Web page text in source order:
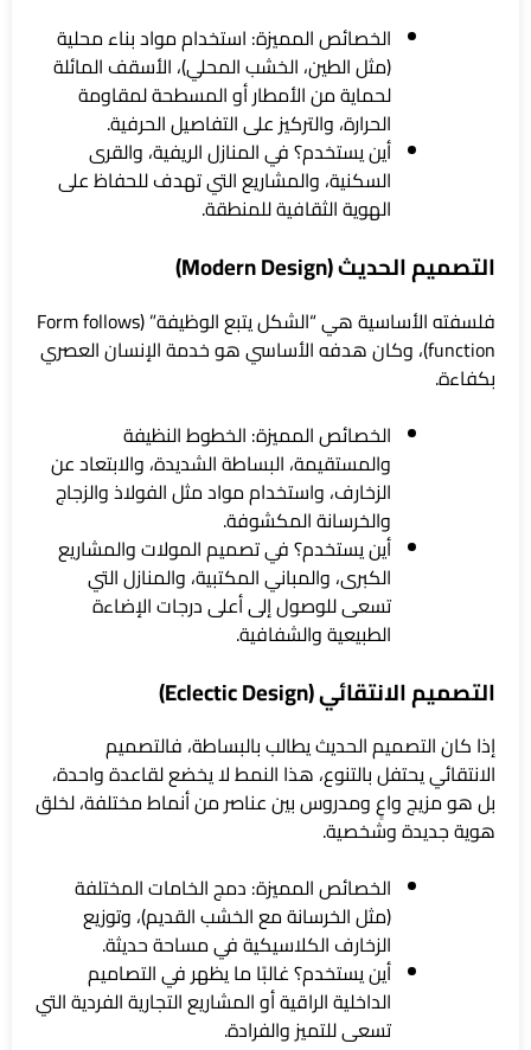
الخصائص المميزة: استخدام مواد بناء محلية
(مثل الطين، الخشب المحلي)، الأسقف المائلة
لحماية من الأمطار أو المسطحة لمقاومة
الحرارة، والتركيز على التفاصيل الحرفية.
أين يستخدم؟ في المنازل الريفية، والقرى
السكنية، والمشاريع التي تهدف للحفاظ على
الهوية الثقافية للمنطقة.
التصميم الحديث (Modern Design)
فلسفته الأساسية هي “الشكل يتبع الوظيفة” (Form follows
function)، وكان هدفه الأساسي هو خدمة الإنسان العصري
بكفاءة.
الخصائص المميزة: الخطوط النظيفة
والمستقيمة، البساطة الشديدة، والابتعاد عن
الزخارف، واستخدام مواد مثل الفولاذ والزجاج
والخرسانة المكشوفة.
أين يستخدم؟ في تصميم المولات والمشاريع
الكبرى، والمباني المكتبية، والمنازل التي
تسعى للوصول إلى أعلى درجات الإضاءة
الطبيعية والشفافية.
التصميم الانتقائي (Eclectic Design)
إذا كان التصميم الحديث يطالب بالبساطة، فالتصميم
الانتقائي يحتفل بالتنوع، هذا النمط لا يخضع لقاعدة واحدة،
بل هو مزيج واعٍ ومدروس بين عناصر من أنماط مختلفة، لخلق
هوية جديدة وشخصية.
الخصائص المميزة: دمج الخامات المختلفة
(مثل الخرسانة مع الخشب القديم)، وتوزيع
الزخارف الكلاسيكية في مساحة حديثة.
أين يستخدم؟ غالبًا ما يظهر في التصاميم
الداخلية الراقية أو المشاريع التجارية الفردية التي
تسعى للتميز والفرادة.